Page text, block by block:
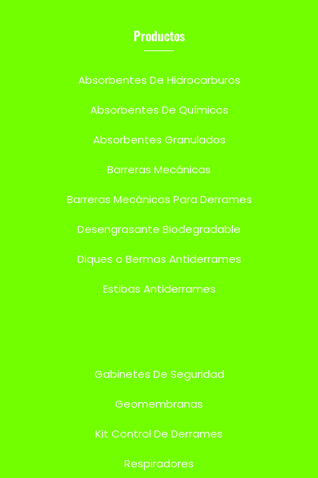
Productos
Absorbentes De Hidrocarburos
Absorbentes De Químicos
Absorbentes Granulados
Barreras Mecánicas
Barreras Mecánicas Para Derrames
Desengrasante Biodegradable
Diques o Bermas Antiderrames
Estibas Antiderrames
Gabinetes De Seguridad
Geomembranas
Kit Control De Derrames
Respiradores